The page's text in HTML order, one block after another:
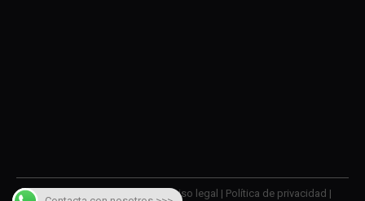
© 2026 AMQM Recambios | Aviso legal | Política de privacidad |